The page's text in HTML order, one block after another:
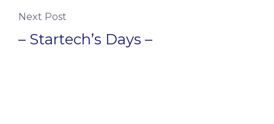
Next Post
– Startech’s Days –